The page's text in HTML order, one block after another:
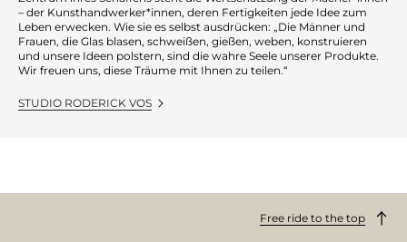
– der Kunsthandwerker*innen, deren Fertigkeiten jede Idee zum
Leben erwecken. Wie sie es selbst ausdrücken: „Die Männer und
Frauen, die Glas blasen, schweißen, gießen, weben, konstruieren
und unsere Ideen polstern, sind die wahre Seele unserer Produkte.
Wir freuen uns, diese Träume mit Ihnen zu teilen.“
STUDIO RODERICK VOS
Free ride to the top